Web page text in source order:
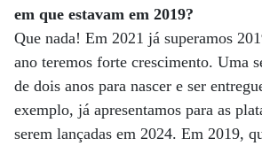
em que estavam em 2019?
Que nada! Em 2021 já superamos
ano teremos forte crescimento. Uma
de dois anos para nascer e ser
exemplo, já apresentamos para as
serem lançadas em 2024. Em 2019,